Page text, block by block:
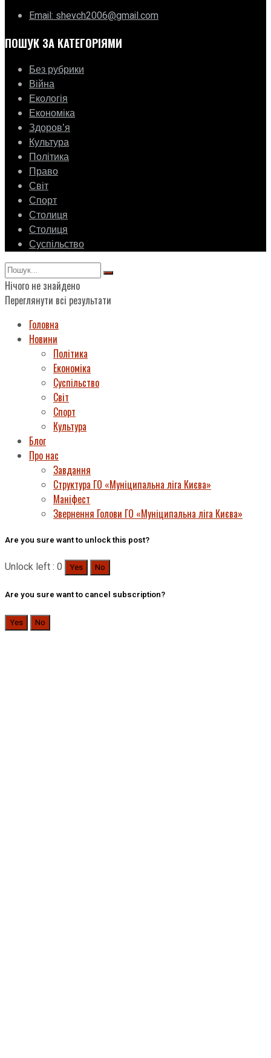
Email: shevch2006@gmail.com
ПОШУК ЗА КАТЕГОРІЯМИ
Без рубрики
Війна
Екологія
Економіка
Здоровʼя
Культура
Політика
Право
Світ
Спорт
Столиця
Столиця
Суспільство
Нічого не знайдено
Переглянути всі результати
Головна
Новини
Політика
Економіка
Суспільство
Світ
Спорт
Культура
Блог
Про нас
Завдання
Структура ГО «Муніципальна ліга Києва»
Маніфест
Звернення Голови ГО «Муніципальна ліга Києва»
Are you sure want to unlock this post?
Unlock left : 0 Yes No
Are you sure want to cancel subscription?
Yes No